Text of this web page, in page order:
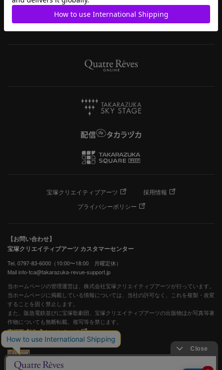
宝塚クリエイティブアーツ
採用情報
プライバシーポリシー
【お問い合わせ】
宝塚クリエイティブアーツ カスタマーセンター
Tel. 0797-83-6000（10:00〜18:00 月曜定休）
Mail info-tca@takarazuka-revue-support.jp
当ホームページの管理運営は、株式会社宝塚クリエイティブアーツが行っています。
当ホームページに掲載している情報については、当社の許可なく、これを複製・改変
することを固く禁止します。
また、阪急電鉄並びに宝塚歌劇団、宝塚クリエイティブアーツの出版物ほか写真等著
作物についても無断転載、複写等を禁じます。
宝塚歌劇公式ホームページ
JASRAC許諾番号：S0507081515
JASRAC許諾番号：9009941002Y45040